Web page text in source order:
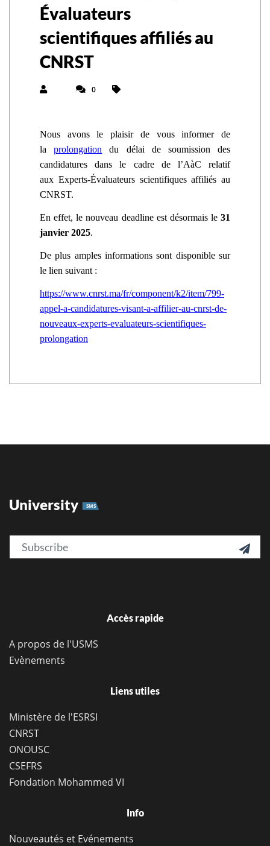
Évaluateurs
scientifiques affiliés au
CNRST
0
Nous avons le plaisir de vous informer de
laprolongation du délai de soumission des
candidatures dans le cadre de l’AàC relatif
aux Experts-Évaluateurs scientifiques affiliés au
CNRST.
En effet, le nouveau deadline est désormais le31
janvier 2025.
De plus amples informations sont disponible sur
le lien suivant :
https://www.cnrst.ma/fr/component/k2/item/799-
appel-a-candidatures-visant-a-affilier-au-cnrst-de-
nouveaux-experts-evaluateurs-scientifiques-
prolongation
University SMS
Email 
Accès rapide
A propos de l'USMS
Evènements
Liens utiles
Ministère de l'ESRSI
CNRST
ONOUSC
CSEFRS
Fondation Mohammed VI
Info
Nouveautés et Evénements